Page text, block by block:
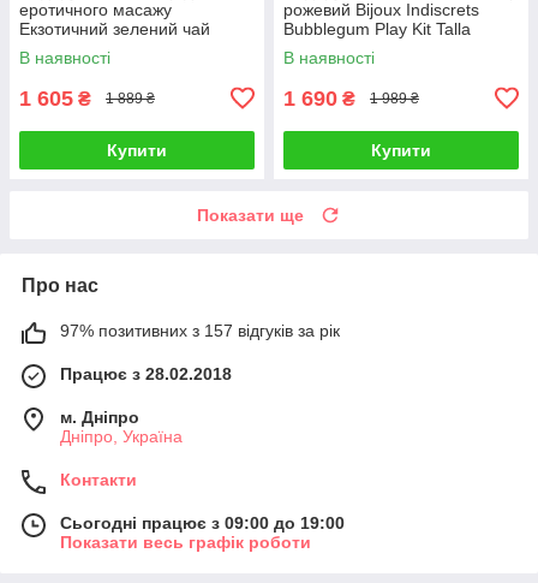
еротичного масажу
Екзотичний зелений чай
Shunga GEISHAS SECRETS
ORGANICA-Exotic Green Tea
В наявності
1 605 ₴ 1 889 ₴
Купити
рожевий Bijoux Indiscrets
Bubblegum Play Kit Talla
В наявності
1 690 ₴ 1 989 ₴
Купити
Показати ще
Про нас
97% позитивних з 157 відгуків за рік
Працює з 28.02.2018
м. Дніпро
Дніпро, Україна
Контакти
Сьогодні працює з 09:00 до 19:00
Показати весь графік роботи